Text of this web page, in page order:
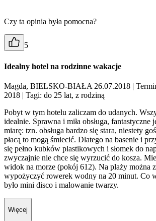
Czy ta opinia była pomocna?
5
Idealny hotel na rodzinne wakacje
Magda, BIELSKO-BIAŁA 26.07.2018 |
2018 | Tagi: do 25 lat, z rodziną
Pobyt w tym hotelu zaliczam do udanych.
idealnie. Sprawna i miła obsługa, fantastyczne
miarę: tzn. obsługa bardzo się stara, niestety
płacą to mogą śmiecić. Dlatego na basenie i
się pełno kubków plastikowych i słomek do
zwyczajnie nie chce się wyrzucić do kosza.
widok na morze (pokój 612). Na plaży można
wypożyczyć rowerek wodny na 20 minut. Co
było mini disco i malowanie twarzy.
Więcej